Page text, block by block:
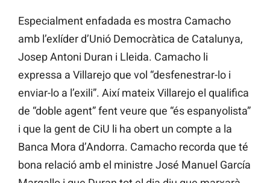
Especialment enfadada es mostra Camacho
amb l’exlíder d’Unió Democràtica de Catalunya,
Josep Antoni Duran i Lleida. Camacho li
expressa a Villarejo que vol “desfenestrar-lo i
enviar-lo a l’exili”. Així mateix Villarejo el qualifica
de “doble agent” fent veure que “és espanyolista”
i que la gent de CiU li ha obert un compte a la
Banca Mora d’Andorra. Camacho recorda que té
bona relació amb el ministre José Manuel García